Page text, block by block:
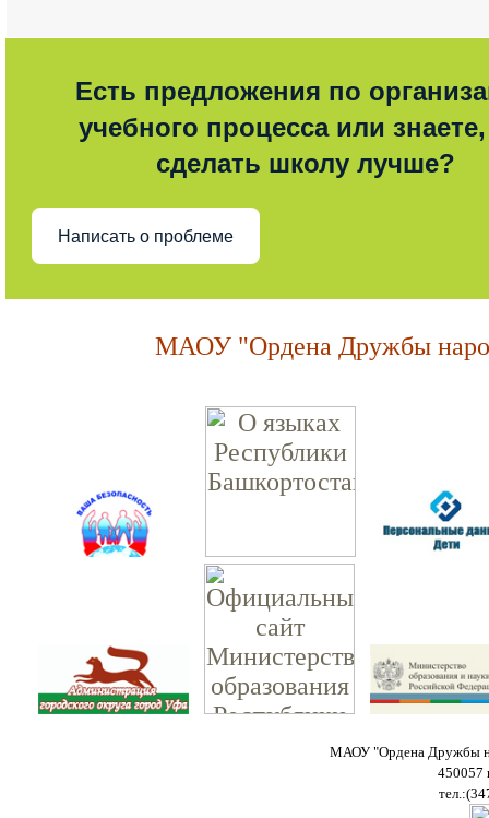
Есть предложения по
учебного процесса или знаете,
сделать школу лучше?
Написать о проблеме
МАОУ "Ордена Дружбы
МАОУ "Ордена Дружбы
450057